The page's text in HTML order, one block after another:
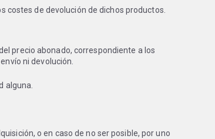
costes de devolución de dichos productos.
precio abonado, correspondiente a los
ni devolución.
alguna.
o en caso de no ser posible, por uno